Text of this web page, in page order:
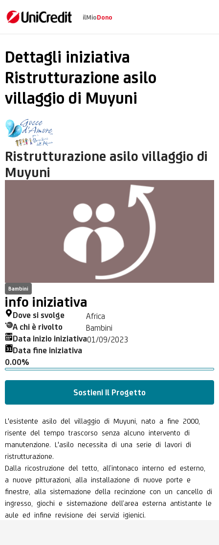
Ristrutturazione
ilMioDono
Dettagli iniziativa
Ristrutturazione asilo
villaggio di Muyuni
Ristrutturazione asilo villaggio di
Muyuni
Bambini
info iniziativa
Dove si svolge Africa
A chi è rivolto Bambini
Data inizio iniziativa01/09/2023
Data fine iniziativa
0.00%
Sostieni Il Progetto
L'esistente asilo del villaggio di Muyuni, nato a fine 2000,
risente del tempo trascorso senza alcuno intervento di
manutenzione. L'asilo necessita di una serie di lavori di
ristrutturazione.
Dalla ricostruzione del tetto, all’intonaco interno ed esterno,
a nuove pitturazioni, alla installazione di nuove porte e
finestre, alla sistemazione della recinzione con un cancello di
ingresso, giochi e sistemazione dell’area esterna antistante le
aule ed infine revisione dei servizi igienici.